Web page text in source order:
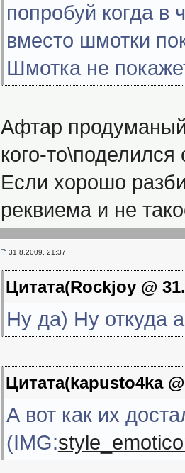
попробуй когда в
вместо шмотки
Шмотка не
Афтар
кого-
Если хорошо
реквиема и не
31.8.2009, 21:37
Цитата(Rockjoy @
Ну да) Ну откуда
Цитата(kapusto4ka
А вот как их
(IMG: